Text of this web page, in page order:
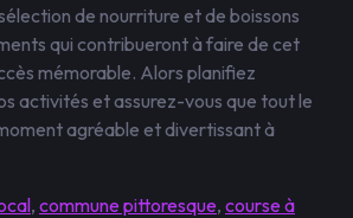
de nourriture et de boissons
qui contribueront à faire de cet
mémorable. Alors planifiez
activités et assurez-vous que tout le
agréable et divertissant à
, commune pittoresque, course à